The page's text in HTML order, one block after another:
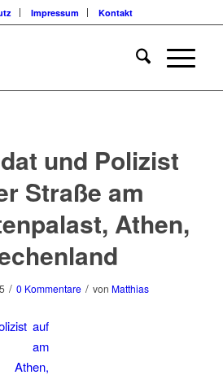
Impressum Kontakt
und Polizist
Straße am
Athen,
/ 0 Kommentare / von Matthias